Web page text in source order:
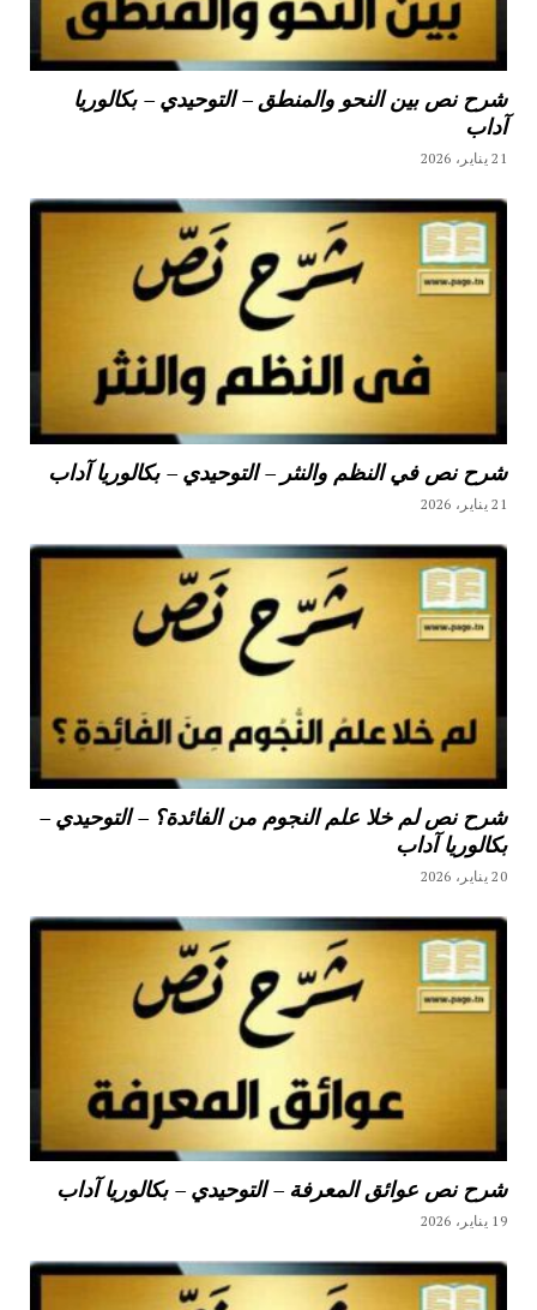
شرح نص بين النحو والمنطق – التوحيدي – بكالوريا
آداب
21 يناير، 2026
شرح نص في النظم والنثر – التوحيدي – بكالوريا آداب
21 يناير، 2026
شرح نص لم خلا علم النجوم من الفائدة؟ – التوحيدي –
بكالوريا آداب
20 يناير، 2026
شرح نص عوائق المعرفة – التوحيدي – بكالوريا آداب
19 يناير، 2026